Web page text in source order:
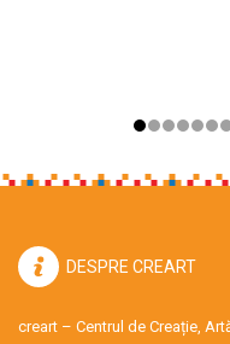
DESPRE CREART
creart – Centrul de Creație,